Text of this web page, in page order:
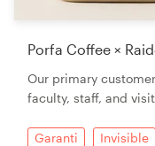
Porfa Coffee ×
Our primary
faculty, staff, and
Garanti Invisible
Ressources
Prix